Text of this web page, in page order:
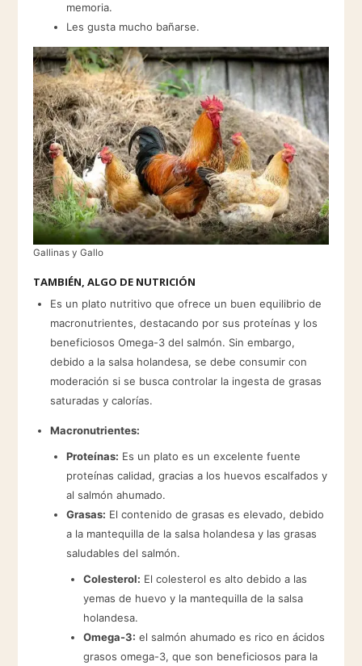
memoria.
Les gusta mucho bañarse.
Gallinas y Gallo
TAMBIÉN, ALGO DE NUTRICIÓN
Es un plato nutritivo que ofrece un buen equilibrio de
macronutrientes, destacando por sus proteínas y los
beneficiosos Omega-3 del salmón. Sin embargo,
debido a la salsa holandesa, se debe consumir con
moderación si se busca controlar la ingesta de grasas
saturadas y calorías.
Macronutrientes:
Proteínas: Es un plato es un excelente fuente
proteínas calidad, gracias a los huevos escalfados y
al salmón ahumado.
Grasas: El contenido de grasas es elevado, debido
a la mantequilla de la salsa holandesa y las grasas
saludables del salmón.
Colesterol: El colesterol es alto debido a las
yemas de huevo y la mantequilla de la salsa
holandesa.
Omega-3: el salmón ahumado es rico en ácidos
grasos omega-3, que son beneficiosos para la